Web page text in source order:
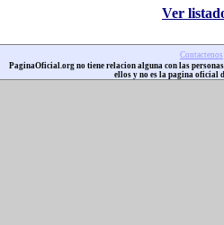
Ver
Contactenos
PaginaOficial.org no tiene relacion alguna con las
ellos y no es la pagina oficial